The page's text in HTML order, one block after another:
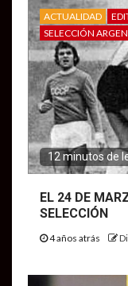
ACTUALIDAD
SELECCIÓN
12 minutos de
EL 24 DE
SELECCIÓN
4 años atrás